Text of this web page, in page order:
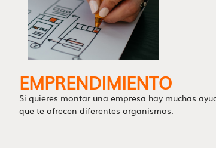
EMPRENDIMIENTO
Si quieres montar una empresa hay muchas
que te ofrecen diferentes organismos.